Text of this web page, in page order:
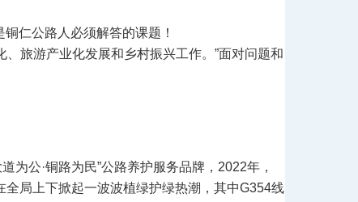
仁公路人必须解答的课题！
旅游产业化发展和乡村振兴工作。”面对问题和
为公·铜路为民”公路养护服务品牌，2022年，
全局上下掀起一波波植绿护绿热潮，其中G354线